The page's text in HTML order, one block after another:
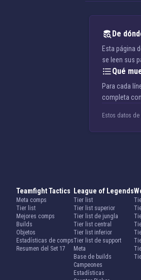
De
Esta página
se leen sus
Qué
Para cada
completa
Estos datos
Teamfight Tactics
Meta comps
Tier list
Mejores comps
Builds
Objetos
Estadísticas de comps
Resumen del Set 17
League of Legends
Tier list
Tier list superior
Tier list de jungla
Tier list central
Tier list inferior
Tier list de support
Meta
Base de builds
Campeones
Estadísticas